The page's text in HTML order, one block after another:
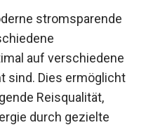
stromsparende
auf verschiedene
sind. Dies ermöglicht
Reisqualität,
durch gezielte